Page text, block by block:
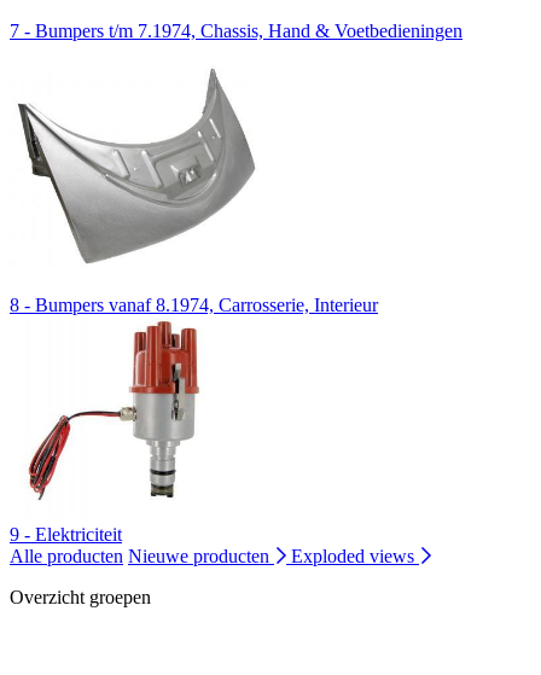
7 - Bumpers t/m 7.1974, Chassis, Hand & Voetbedieningen
8 - Bumpers vanaf 8.1974, Carrosserie, Interieur
9 - Elektriciteit
Alle producten Nieuwe producten
Exploded views
Overzicht groepen